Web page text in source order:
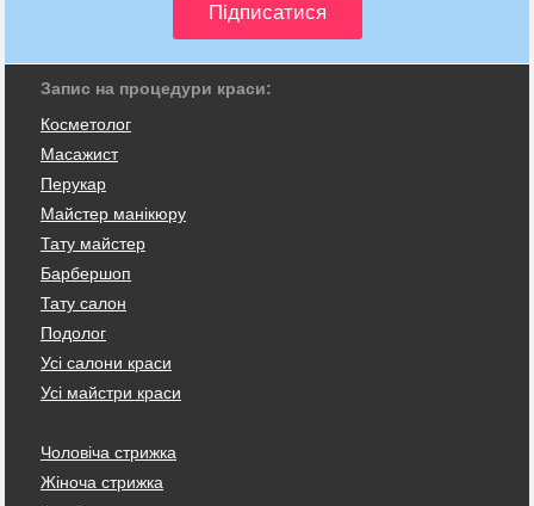
Запис на процедури краси:
Косметолог
Масажист
Перукар
Майстер манікюру
Тату майстер
Барбершоп
Тату салон
Подолог
Усі салони краси
Усі майстри краси
Чоловіча стрижка
Жіноча стрижка